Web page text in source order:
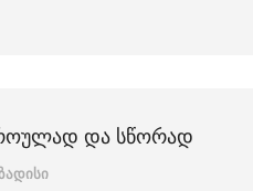
ᲓᲐ ᲡᲬᲝᲠᲐᲓ